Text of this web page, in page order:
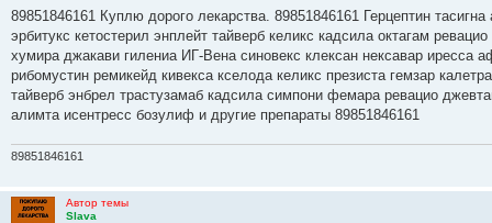
о
щ
е
и
е
89851846161 Куплю дорого лекарства. 89851846161 Герцептин
эрбитукс кетостерил энплейт тайверб келикс кадсила октагам
хумира джакави гилениа ИГ-Вена синовекс клексан нексавар иресса
рибомустин ремикейд кивекса кселода келикс презиста гемзар
тайверб энбрел трастузамаб кадсила симпони фемара ревацио
алимта исентресс бозулиф и другие препараты 89851846161
89851846161
Автор темы
Slava